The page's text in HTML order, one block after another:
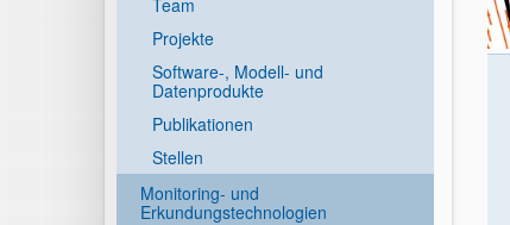
Team
Projekte
Software-, Modell- und
Datenprodukte
Publikationen
Stellen
Monitoring- und
Erkundungstechnologien